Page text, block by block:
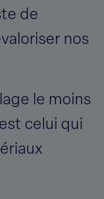
de
nos
le moins
celui qui